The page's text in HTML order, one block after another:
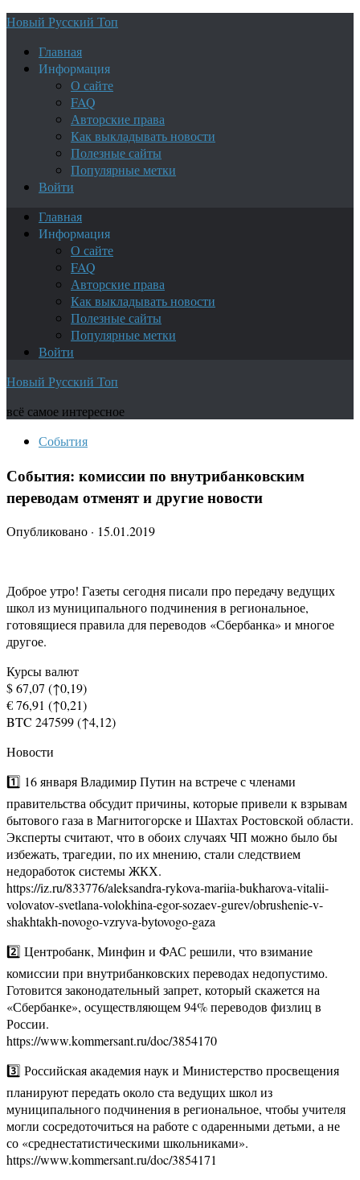
Новый Русский Топ
Главная
Информация
О сайте
FAQ
Авторские права
Как выкладывать новости
Полезные сайты
Популярные метки
Войти
Главная
Информация
О сайте
FAQ
Авторские права
Как выкладывать новости
Полезные сайты
Популярные метки
Войти
Новый Русский Топ
всё самое интересное
События
События: комиссии по внутрибанковским
переводам отменят и другие новости
Опубликовано · 15.01.2019
Доброе утро! Газеты сегодня писали про передачу ведущих
школ из муниципального подчинения в региональное,
готовящиеся правила для переводов «Сбербанка» и многое
другое.
Курсы валют
$ 67,07 (↑0,19)
€ 76,91 (↑0,21)
BTC 247599 (↑4,12)
Новости
1️⃣ 16 января Владимир Путин на встрече с членами
правительства обсудит причины, которые привели к взрывам
бытового газа в Магнитогорске и Шахтах Ростовской области.
Эксперты считают, что в обоих случаях ЧП можно было бы
избежать, трагедии, по их мнению, стали следствием
недоработок системы ЖКХ.
https://iz.ru/833776/aleksandra-rykova-mariia-bukharova-vitalii-
volovatov-svetlana-volokhina-egor-sozaev-gurev/obrushenie-v-
shakhtakh-novogo-vzryva-bytovogo-gaza
2️⃣ Центробанк, Минфин и ФАС решили, что взимание
комиссии при внутрибанковских переводах недопустимо.
Готовится законодательный запрет, который скажется на
«Сбербанке», осуществляющем 94% переводов физлиц в
России.
https://www.kommersant.ru/doc/3854170
3️⃣ Российская академия наук и Министерство просвещения
планируют передать около ста ведущих школ из
муниципального подчинения в региональное, чтобы учителя
могли сосредоточиться на работе с одаренными детьми, а не
со «среднестатистическими школьниками».
https://www.kommersant.ru/doc/3854171